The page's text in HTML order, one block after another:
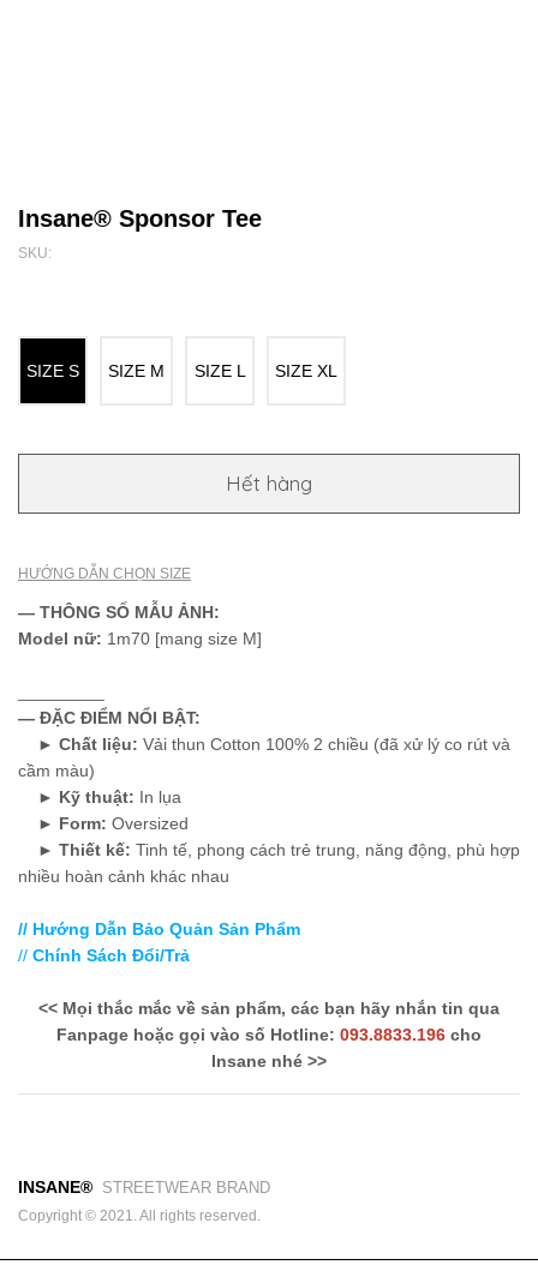
Insane® Sponsor Tee
SKU:
SIZE S SIZE M SIZE L SIZE XL
Hết hàng
HƯỚNG DẪN CHỌN SIZE
— THÔNG SỐ MẪU ẢNH:
Model nữ: 1m70 [mang size M]
— ĐẶC ĐIỂM NỔI BẬT:
► Chất liệu: Vải thun Cotton 100% 2 chiều (đã xử lý co rút và
cầm màu)
► Kỹ thuật: In lụa
► Form: Oversized
► Thiết kế: Tinh tế, phong cách trẻ trung, năng động, phù hợp
nhiều hoàn cảnh khác nhau
// Hướng Dẫn Bảo Quản Sản Phẩm
// Chính Sách Đổi/Trả
<< Mọi thắc mắc về sản phẩm, các bạn hãy nhắn tin qua
Fanpage hoặc gọi vào số Hotline: 093.8833.196 cho
Insane nhé >>
INSANE® STREETWEAR BRAND
Copyright © 2021. All rights reserved.